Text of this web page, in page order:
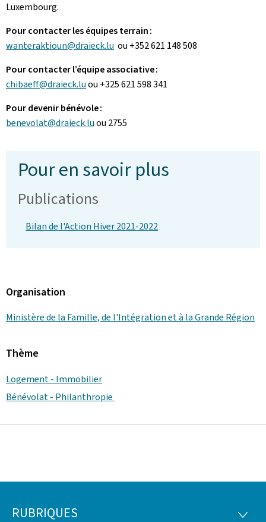
Luxembourg.
Pour contacter les équipes terrain :
wanteraktioun@draieck.lu ou +352 621 148 508
Pour contacter l’équipe associative :
chibaeff@draieck.luou +325 621 598 341
Pour devenir bénévole :
benevolat@draieck.luou 2755
Pour en savoir plus
Publications
Bilan de l'Action Hiver 2021-2022
Organisation
Ministère de la Famille, de l'Intégration et à la Grande Région
Thème
Logement - Immobilier
Bénévolat - Philanthropie
RUBRIQUES